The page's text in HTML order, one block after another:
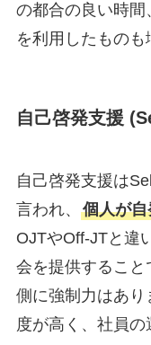
の都合の良い時
を利用したものも
自己啓発支援
自己啓発支援は
言われ、 個人が
OJTやOff-JTと違
会を提供するこ
側に強制力はあ
度が高く、社員の